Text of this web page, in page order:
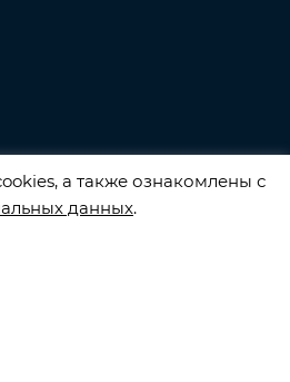
а также ознакомлены с
данных.